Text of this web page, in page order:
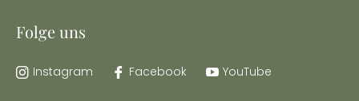
Folge uns
Instagram Facebook YouTube